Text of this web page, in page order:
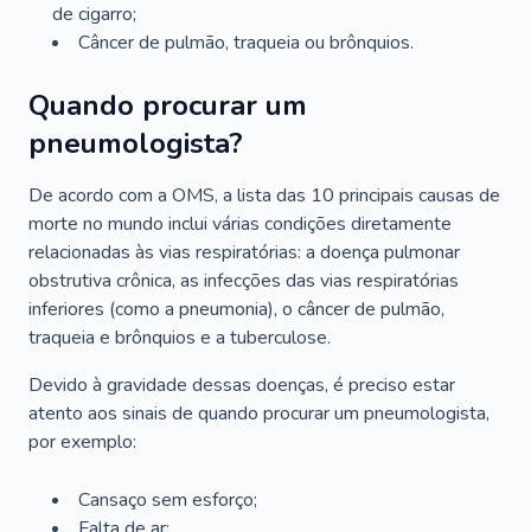
de cigarro;
Câncer de pulmão, traqueia ou brônquios.
Quando procurar um
pneumologista?
De acordo com a OMS, a lista das 10 principais causas de
morte no mundo inclui várias condições diretamente
relacionadas às vias respiratórias: a doença pulmonar
obstrutiva crônica, as infecções das vias respiratórias
inferiores (como a pneumonia), o câncer de pulmão,
traqueia e brônquios e a tuberculose.
Devido à gravidade dessas doenças, é preciso estar
atento aos sinais de quando procurar um pneumologista,
por exemplo:
Cansaço sem esforço;